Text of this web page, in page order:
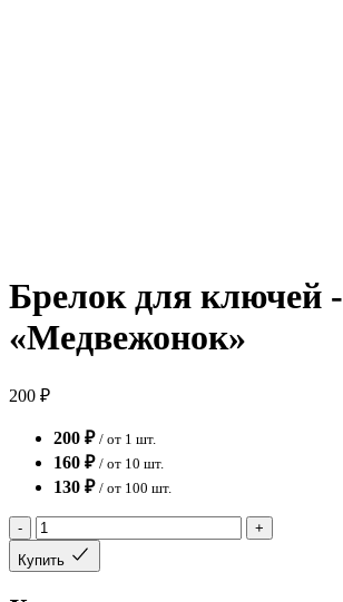
Брелок для ключей -
«Медвежонок»
200 ₽
200 ₽ / от 1 шт.
160 ₽ / от 10 шт.
130 ₽ / от 100 шт.
-
+
Купить